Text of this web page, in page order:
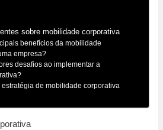
sobre mobilidade corporativa
benefícios da mobilidade
empresa?
desafios ao implementar a
de mobilidade corporativa